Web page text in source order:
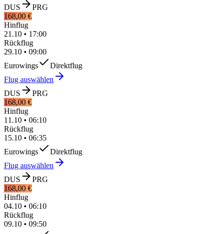
DUS
PRG
168,00 €
Hinflug
21.10 • 17:00
Rückflug
29.10 • 09:00
Eurowings
Direktflug
Flug auswählen
DUS
PRG
168,00 €
Hinflug
11.10 • 06:10
Rückflug
15.10 • 06:35
Eurowings
Direktflug
Flug auswählen
DUS
PRG
168,00 €
Hinflug
04.10 • 06:10
Rückflug
09.10 • 09:50